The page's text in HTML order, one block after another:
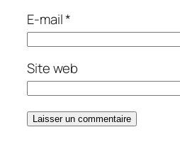
E-mail*
Site web